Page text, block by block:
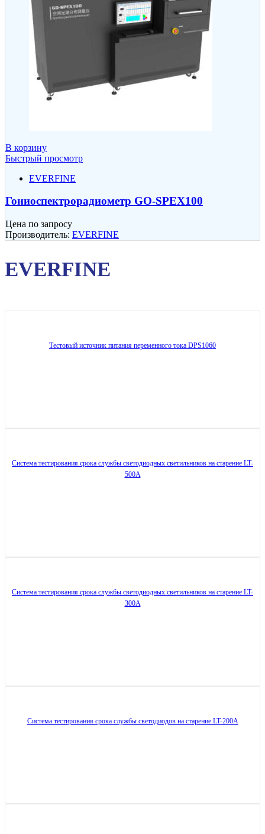
В корзину
Быстрый просмотр
EVERFINE
Гониоспектрорадиометр GO-SPEX100
Цена по запросу
Производитель: EVERFINE
EVERFINE
Тестовый источник питания переменного тока DPS1060
Система тестирования срока службы светодиодных светильников на старение LT-
500A
Система тестирования срока службы светодиодных светильников на старение LT-
300A
Система тестирования срока службы светодиодов на старение LT-200A